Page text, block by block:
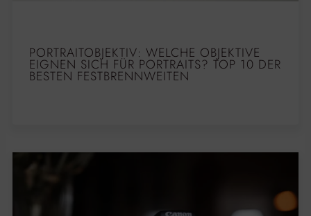
PORTRAITOBJEKTIV: WELCHE OBJEKTIVE
EIGNEN SICH FÜR PORTRAITS? TOP 10 DER
BESTEN FESTBRENNWEITEN